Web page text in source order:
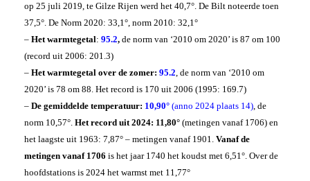
op 25 juli 2019, te Gilze Rijen werd het 40,7°. De Bilt noteerde toen
37,5°. De Norm 2020: 33,1°, norm 2010: 32,1°
– Het warmtegetal: 95.2, de norm van ‘2010 om 2020’ is 87 om 100
(record uit 2006: 201.3)
– Het warmtegetal over de zomer: 95.2, de norm van ‘2010 om
2020’ is 78 om 88. Het record is 170 uit 2006 (1995: 169.7)
– De gemiddelde temperatuur: 10,90° (anno 2024 plaats 14), de
norm 10,57°. Het record uit 2024: 11,80° (metingen vanaf 1706) en
het laagste uit 1963: 7,87° – metingen vanaf 1901. Vanaf de
metingen vanaf 1706 is het jaar 1740 het koudst met 6,51°. Over de
hoofdstations is 2024 het warmst met 11,77°